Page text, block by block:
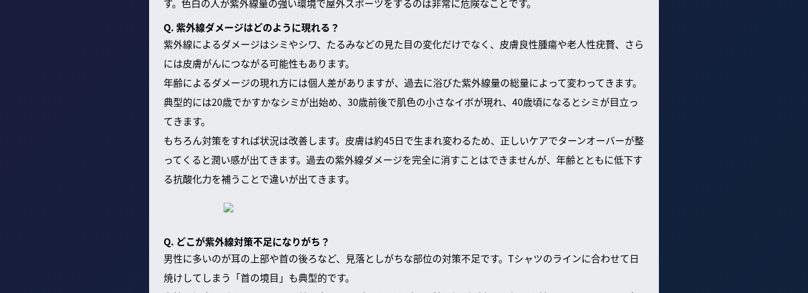
す。色白の人が紫外線量の強い環境で屋外スポーツをするのは非常に危険なことです。
Q. 紫外線ダメージはどのように現れる？
紫外線によるダメージはシミやシワ、たるみなどの見た目の変化だけでなく、皮膚良性腫瘍や老人性疣贅、さら
には皮膚がんにつながる可能性もあります。
年齢によるダメージの現れ方には個人差がありますが、過去に浴びた紫外線量の総量によって変わってきます。
典型的には20歳でかすかなシミが出始め、30歳前後で肌色の小さなイボが現れ、40歳頃になるとシミが目立っ
てきます。
もちろん対策をすれば状況は改善します。皮膚は約45日で生まれ変わるため、正しいケアでターンオーバーが整
ってくると潤い感が出てきます。過去の紫外線ダメージを完全に消すことはできませんが、年齢とともに低下す
る抗酸化力を補うことで違いが出てきます。
Q. どこが紫外線対策不足になりがち？
男性に多いのが耳の上部や首の後ろなど、見落としがちな部位の対策不足です。Tシャツのラインに合わせて日
焼けしてしまう「首の境目」も典型的です。